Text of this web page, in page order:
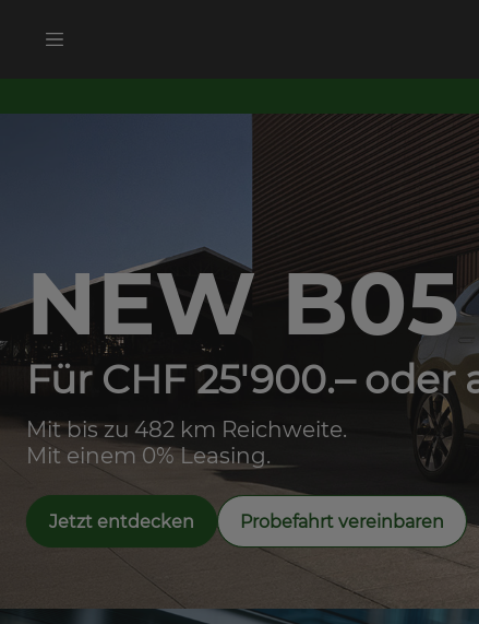
NEW B05
Für CHF 25'900.– oder
Mit bis zu 482 km Reichweite.
Mit einem 0% Leasing.
Jetzt entdecken Probefahrt vereinbaren